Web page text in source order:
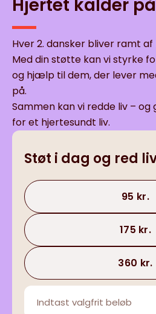
Hjertet kalder
Hver 2. dansker bliver ramt
Med din støtte kan vi styrke
og hjælp til dem, der lever
på.
Sammen kan vi redde liv – og
for et hjertesundt liv.
Støt i dag og red
95 kr.
175 kr.
360 kr.